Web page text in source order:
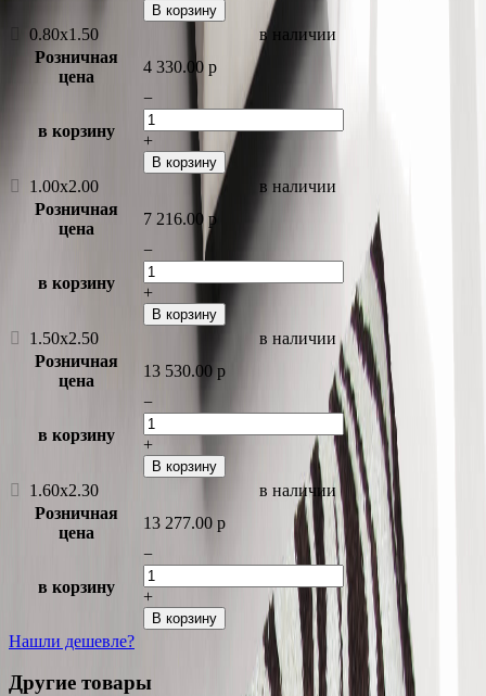
В корзину
0.80x1.50
в наличии
Розничная
цена
4 330.00 p
в корзину
−
+
В корзину
1.00x2.00
в наличии
Розничная
цена
7 216.00 p
в корзину
−
+
В корзину
1.50x2.50
в наличии
Розничная
цена
13 530.00 p
в корзину
−
+
В корзину
1.60x2.30
в наличии
Розничная
цена
13 277.00 p
в корзину
−
+
В корзину
Нашли дешевле?
Другие товары